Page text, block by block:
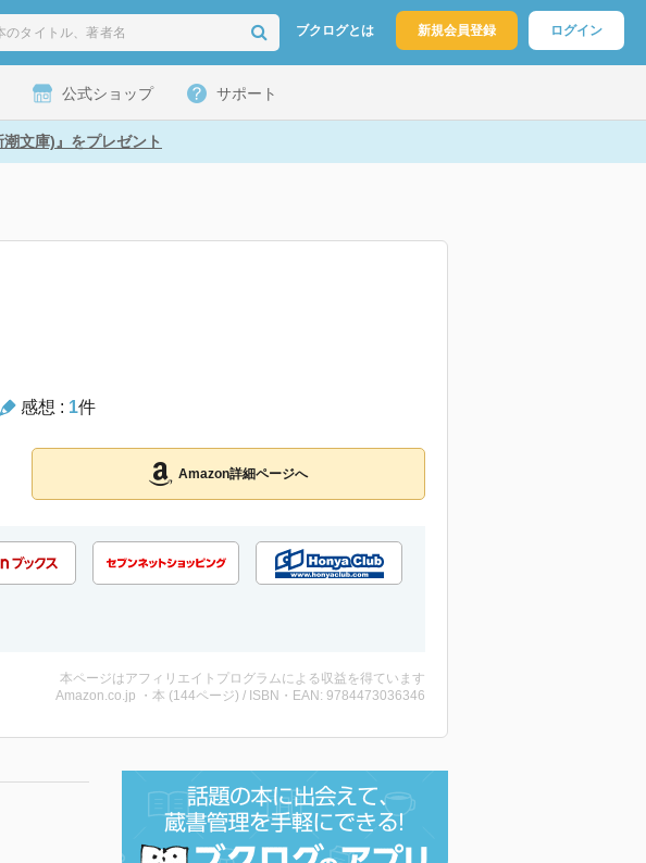
ブクログとは 新規会員登録 ログイン
公式ショップ サポート
文庫)』をプレゼント
感想 : 1件
Amazon詳細ページへ
本ページはアフィリエイトプログラムによる収益を得ています
Amazon.co.jp ・本 (144ページ) / ISBN・EAN: 9784473036346